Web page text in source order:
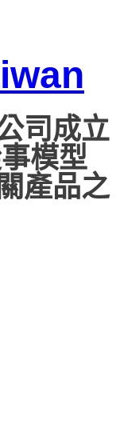
司成立
模型
產品之